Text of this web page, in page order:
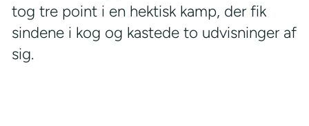
tog tre point i en hektisk kamp, der fik
sindene i kog og kastede to udvisninger af
sig.